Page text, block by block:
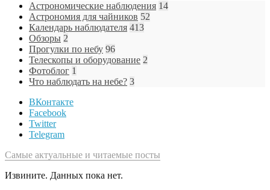
Астрономические наблюдения 14
Астрономия для чайников 52
Календарь наблюдателя 413
Обзоры 2
Прогулки по небу 96
Телескопы и оборудование 2
Фотоблог 1
Что наблюдать на небе? 3
ВКонтакте
Facebook
Twitter
Telegram
Самые актуальные и читаемые посты
Извините. Данных пока нет.